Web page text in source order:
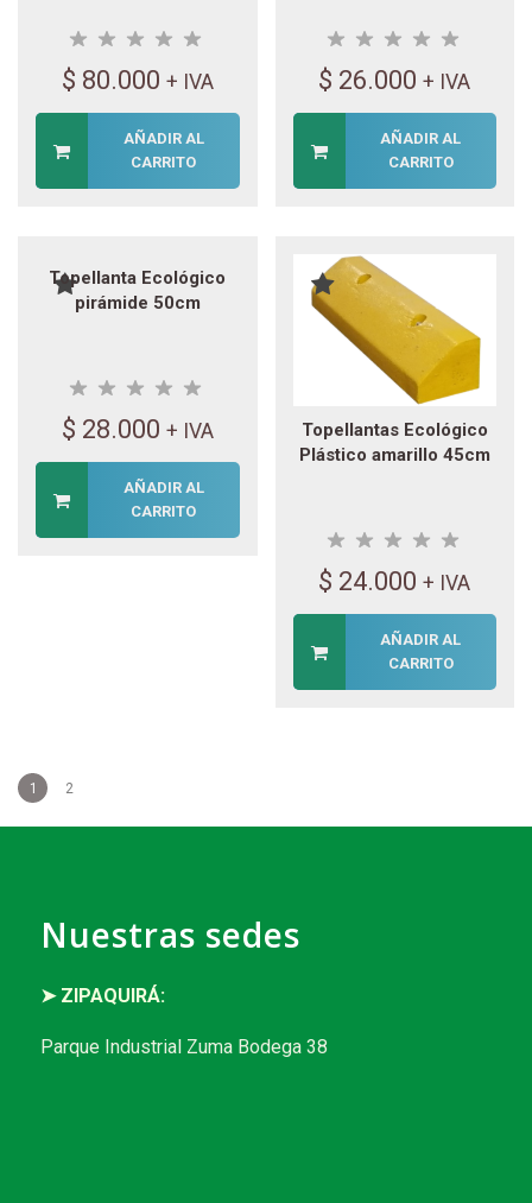
$ 80.000 + IVA
AÑADIR AL
CARRITO
$ 26.000 + IVA
AÑADIR AL
CARRITO
Topellanta Ecológico
pirámide 50cm
$ 28.000 + IVA
AÑADIR AL
CARRITO
Topellantas Ecológico
Plástico amarillo 45cm
$ 24.000 + IVA
AÑADIR AL
CARRITO
1 2
Nuestras sedes
➤ ZIPAQUIRÁ:
Parque Industrial Zuma Bodega 38